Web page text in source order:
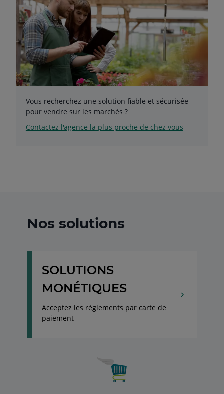
Vous recherchez une solution fiable et sécurisée
pour vendre sur les marchés ?
Contactez l'agence la plus proche de chez vous
Nos solutions
SOLUTIONS
MONÉTIQUES
Acceptez les règlements par carte de
paiement